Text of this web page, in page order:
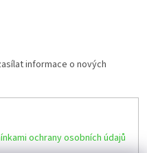
informace o nových
ochrany osobních údajů